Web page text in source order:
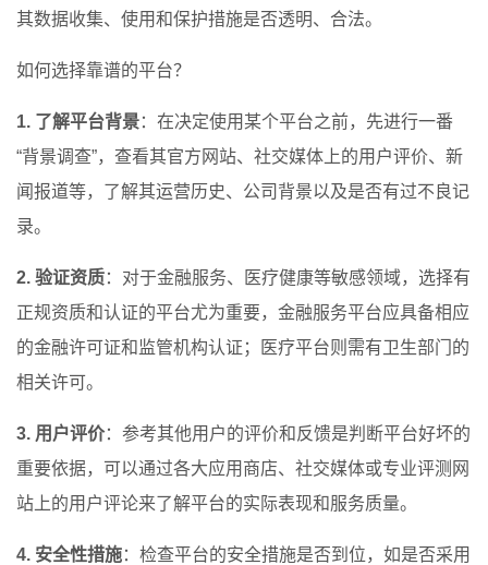
其数据收集、使用和保护措施是否透明、合法。
如何选择靠谱的平台？
1. 了解平台背景：在决定使用某个平台之前，先进行一番
“背景调查”，查看其官方网站、社交媒体上的用户评价、新
闻报道等，了解其运营历史、公司背景以及是否有过不良记
录。
2. 验证资质：对于金融服务、医疗健康等敏感领域，选择有
正规资质和认证的平台尤为重要，金融服务平台应具备相应
的金融许可证和监管机构认证；医疗平台则需有卫生部门的
相关许可。
3. 用户评价：参考其他用户的评价和反馈是判断平台好坏的
重要依据，可以通过各大应用商店、社交媒体或专业评测网
站上的用户评论来了解平台的实际表现和服务质量。
4. 安全性措施：检查平台的安全措施是否到位，如是否采用